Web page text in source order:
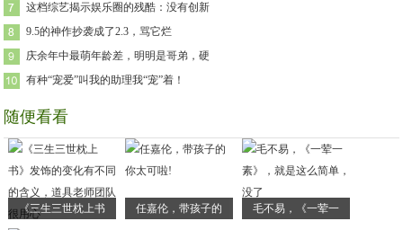
这档综艺揭示娱乐圈的残酷：没有创新
9.5的神作抄袭成了2.3，骂它烂
庆余年中最萌年龄差，明明是哥弟，硬
有种“宠爱”叫我的助理我“宠”着！
随便看看
《三生三世枕上书 任嘉伦，带孩子的 毛不易，《一荤一